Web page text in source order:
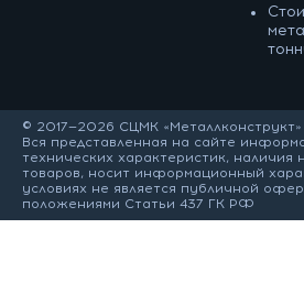
© 2017—2026 СЦМК
Вся представленная на сайте
технических характеристик, наличия
товаров, носит информационный
условиях не является публичной
положениями Статьи 437 ГК РФ